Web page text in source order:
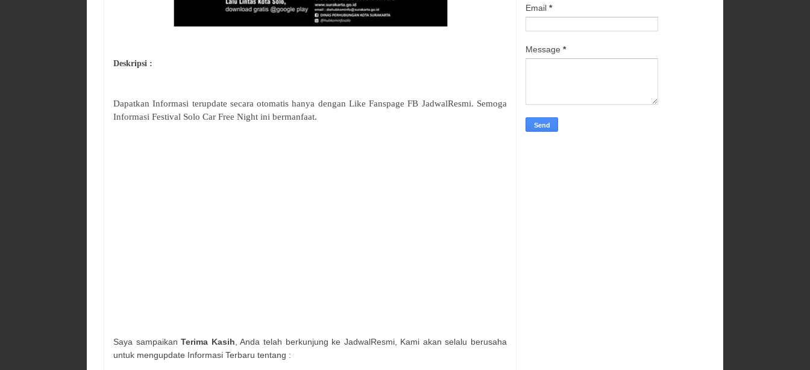
Deskripsi :
Dapatkan Informasi terupdate secara otomatis hanya dengan Like Fanspage FB JadwalResmi. Semoga
Informasi Festival Solo Car Free Night ini bermanfaat.
Saya sampaikanTerima Kasih, Anda telah berkunjung ke JadwalResmi, Kami akan selalu berusaha
untuk mengupdate Informasi Terbaru tentang :
Email *
Message *